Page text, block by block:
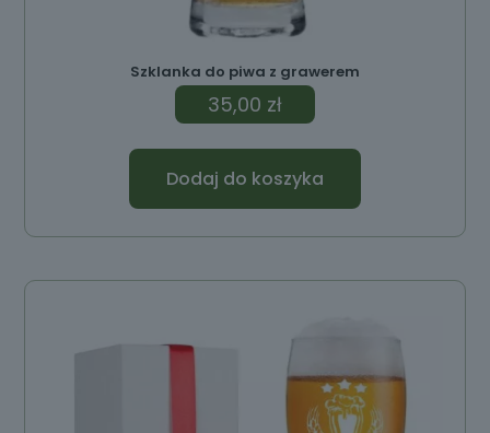
Szklanka do piwa z grawerem
35,00 zł
Dodaj do koszyka